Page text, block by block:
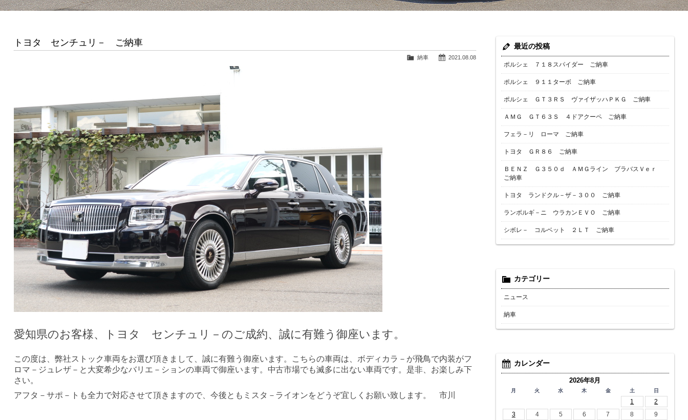
トヨタ センチュリ－ ご納車
2021.08.08
納車
愛知県のお客様、トヨタ センチュリ－のご成約、誠に有難う御座います。
この度は、弊社ストック車両をお選び頂きまして、誠に有難う御座います。こちらの車両は、ボディカラ－が飛鳥で内装がフ
ロマ－ジュレザ－と大変希少なバリエ－ションの車両で御座います。中古市場でも滅多に出ない車両です。是非、お楽しみ下
さい。
アフタ－サポ－トも全力で対応させて頂きますので、今後ともミスタ－ライオンをどうぞ宜しくお願い致します。 市川
最近の投稿
ポルシェ ７１８スパイダー ご納車
ポルシェ ９１１ターボ ご納車
ポルシェ ＧＴ３ＲＳ ヴァイザッハＰＫＧ ご納車
ＡＭＧ ＧＴ６３Ｓ ４ドアクーペ ご納車
フェラ－リ ローマ ご納車
トヨタ ＧＲ８６ ご納車
ＢＥＮＺ Ｇ３５０ｄ ＡＭＧライン ブラバスＶｅｒ
ご納車
トヨタ ランドクル－ザ－３００ ご納車
ランボルギ－ニ ウラカンＥＶＯ ご納車
シボレ－ コルベット ２ＬＴ ご納車
カテゴリー
ニュース
納車
カレンダー
2026年8月
月 火 水 木 金 土 日
1
2
3
4 5 6 7 8
9